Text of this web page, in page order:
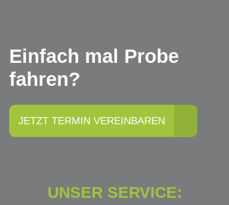
Einfach mal Probe
fahren?
JETZT TERMIN VEREINBAREN
UNSER SERVICE: